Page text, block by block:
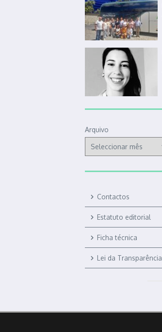
Arquivo
Contactos
Estatuto editorial
Ficha técnica
Lei da Transparência